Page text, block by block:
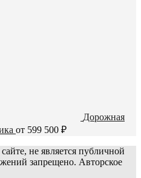
Дорожная
от 599 500 ₽
не является публичной
запрещено. Авторское